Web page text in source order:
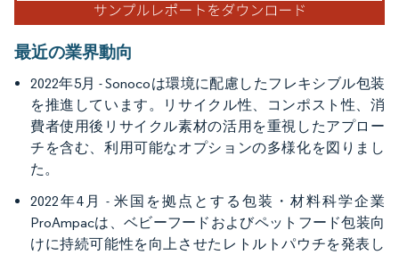
最近の業界動向
2022年5月 - Sonocoは環境に配慮したフレキシブル包装
を推進しています。リサイクル性、コンポスト性、消
費者使用後リサイクル素材の活用を重視したアプロー
チを含む、利用可能なオプションの多様化を図りまし
た。
2022年4月 - 米国を拠点とする包装・材料科学企業
ProAmpacは、ベビーフードおよびペットフード包装向
けに持続可能性を向上させたレトルトパウチを発表し